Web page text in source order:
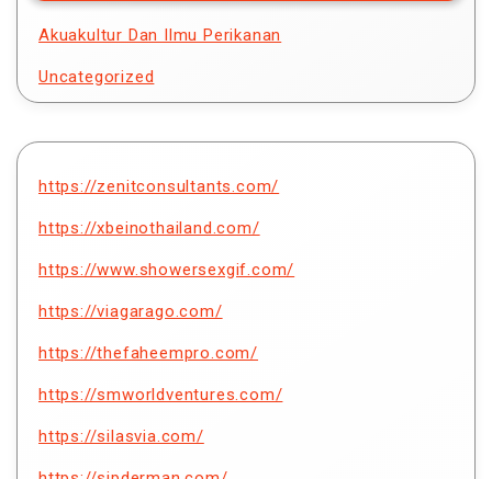
Akuakultur Dan Ilmu Perikanan
Uncategorized
https://zenitconsultants.com/
https://xbeinothailand.com/
https://www.showersexgif.com/
https://viagarago.com/
https://thefaheempro.com/
https://smworldventures.com/
https://silasvia.com/